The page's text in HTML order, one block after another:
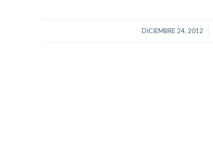
DICIEMBRE 24, 2012
/